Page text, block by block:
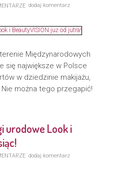
dodaj komentarz
Międzynarodowych
się największe w Polsce
w dziedzinie makijażu,
można tego przegapić!
urodowe Look i
dodaj komentarz